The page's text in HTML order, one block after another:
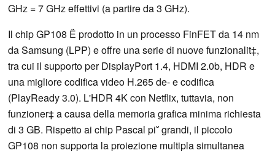
GHz = 7 GHz effettivi (a partire da 3 GHz).
Il chip GP108 Ë prodotto in un processo FinFET da 14 nm
da Samsung (LPP) e offre una serie di nuove funzionalit‡,
tra cui il supporto per DisplayPort 1.4, HDMI 2.0b, HDR e
una migliore codifica video H.265 de- e codifica
(PlayReady 3.0). L'HDR 4K con Netflix, tuttavia, non
funzioner‡ a causa della memoria grafica minima richiesta
di 3 GB. Rispetto ai chip Pascal pi˘ grandi, il piccolo
GP108 non supporta la proiezione multipla simultanea